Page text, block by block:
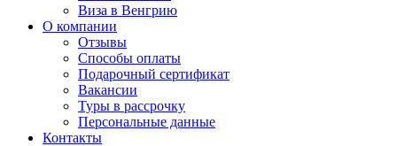
Виза в Венгрию
О компании
Отзывы
Способы оплаты
Подарочный сертификат
Вакансии
Туры в рассрочку
Персональные данные
Контакты